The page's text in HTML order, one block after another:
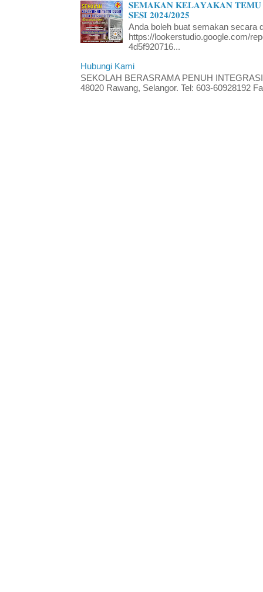
𝐒𝐄𝐌𝐀𝐊𝐀𝐍 𝐊𝐄𝐋𝐀𝐘𝐀𝐊𝐀𝐍 𝐓𝐄𝐌𝐔
𝐒𝐄𝐒𝐈 𝟐𝟎𝟐𝟒/𝟐𝟎𝟐𝟓
Anda boleh buat semakan secara
https://lookerstudio.google.com/
4d5f920716...
Hubungi Kami
SEKOLAH BERASRAMA PENUH
48020 Rawang, Selangor. Tel: 603-60928192